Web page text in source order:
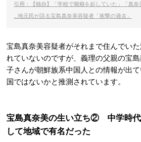
引用：【独自】「学校で癇癪を起していた」「真奈
…地元民が語る宝島真奈美容疑者「衝撃の過去」
宝島真奈美容疑者がそれまで住んでい
れていないのですが、義理の父親の宝
子さんが朝鮮族系中国人との情報が出
国ではないかと推測されています。
宝島真奈美の生い立ち② 中学時代
して地域で有名だった